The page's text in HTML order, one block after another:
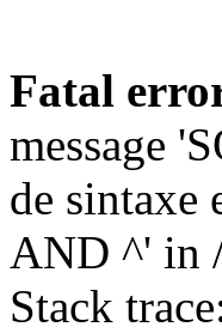
Fatal
message
de
AND ^' in
Stack